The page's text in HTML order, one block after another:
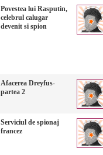
Povestea lui Rasputin,
celebrul calugar
devenit si spion
Afacerea Dreyfus-
partea 2
Serviciul de spionaj
francez